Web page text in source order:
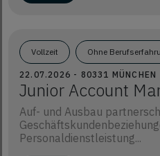
Vollzeit Ohne
22.07.2026 - 80331 MÜNCHEN
Junior Account
Auf- und Ausbau
Personaldienstleistung...